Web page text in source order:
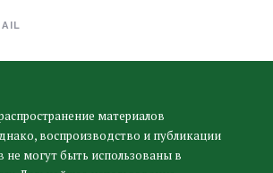
материалов
воспроизводство и публикации
не могут быть использованы в